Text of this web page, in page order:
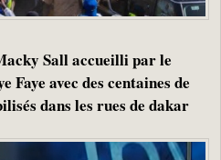
Sall accueilli par le
Faye avec des centaines de
dans les rues de dakar